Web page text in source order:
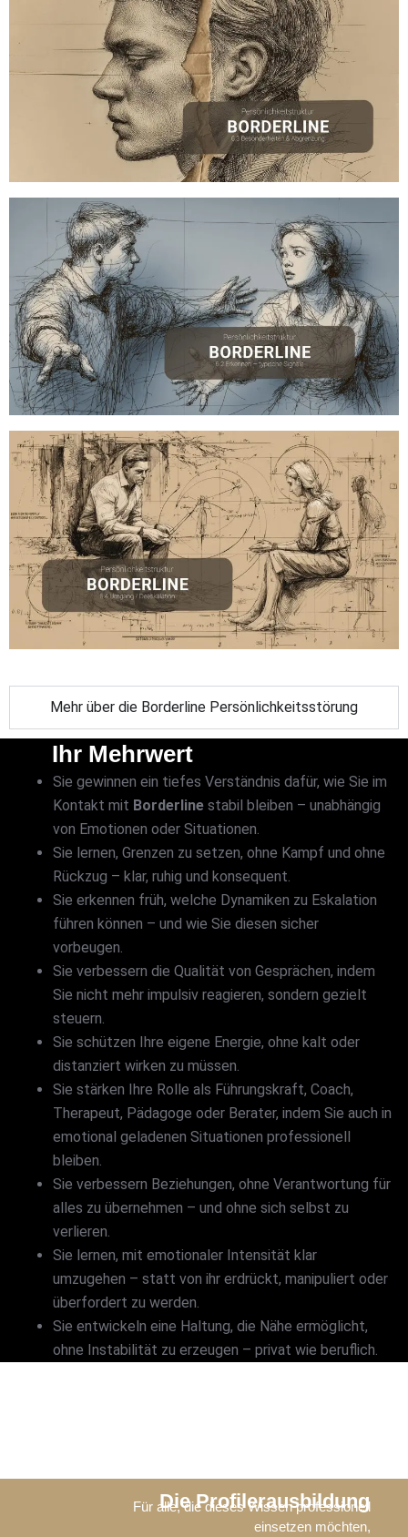
Mehr über die Borderline Persönlichkeitsstörung
Ihr Mehrwert
Sie gewinnen ein tiefes Verständnis dafür, wie Sie im
Kontakt mit Borderlinestabil bleiben – unabhängig
von Emotionen oder Situationen.
Sie lernen, Grenzen zu setzen, ohne Kampf und ohne
Rückzug – klar, ruhig und konsequent.
Sie erkennen früh, welche Dynamiken zu Eskalation
führen können – und wie Sie diesen sicher
vorbeugen.
Sie verbessern die Qualität von Gesprächen, indem
Sie nicht mehr impulsiv reagieren, sondern gezielt
steuern.
Sie schützen Ihre eigene Energie, ohne kalt oder
distanziert wirken zu müssen.
Sie stärken Ihre Rolle als Führungskraft, Coach,
Therapeut, Pädagoge oder Berater, indem Sie auch in
emotional geladenen Situationen professionell
bleiben.
Sie verbessern Beziehungen, ohne Verantwortung für
alles zu übernehmen – und ohne sich selbst zu
verlieren.
Sie lernen, mit emotionaler Intensität klar
umzugehen – statt von ihr erdrückt, manipuliert oder
überfordert zu werden.
Sie entwickeln eine Haltung, die Nähe ermöglicht,
ohne Instabilität zu erzeugen – privat wie beruflich.
Die Profilerausbildung
Für alle, die dieses Wissen professionell
einsetzen möchten,